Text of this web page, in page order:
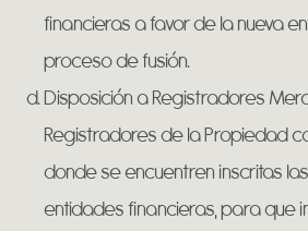
financieras a favor de la nueva
proceso de fusión.
Disposición a Registradores
Registradores de la Propiedad
donde se encuentren inscritas
entidades financieras, para que